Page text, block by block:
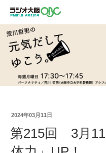
2024年03月11日
第215回 3月